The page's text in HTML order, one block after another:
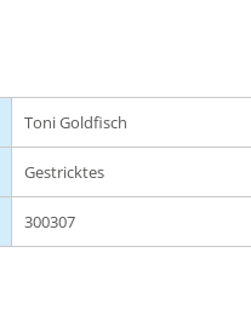
Toni Goldfisch
Gestricktes
300307